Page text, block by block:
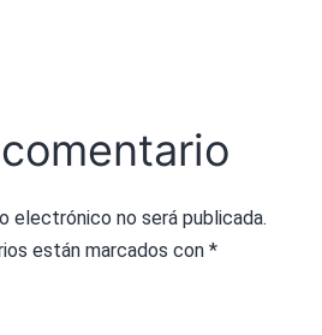
electrónico no será publicada.
están marcados con *